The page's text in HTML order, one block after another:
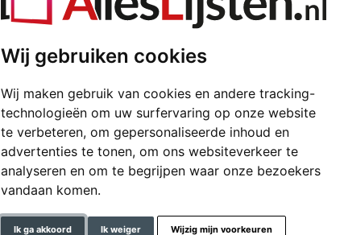
Wij gebruiken cookies
Wij maken gebruik van cookies en andere tracking-
technologieën om uw surfervaring op onze website
te verbeteren, om gepersonaliseerde inhoud en
advertenties te tonen, om ons websiteverkeer te
analyseren en om te begrijpen waar onze bezoekers
vandaan komen.
Ik ga akkoord Ik weiger Wijzig mijn voorkeuren
Wandspiegel
Spiegel met lijst van hout